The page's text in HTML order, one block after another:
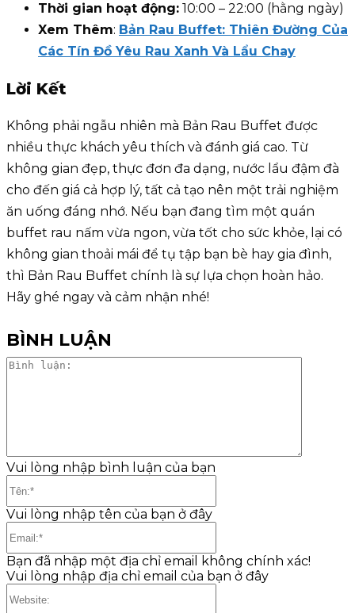
Thời gian hoạt động: 10:00 – 22:00 (hằng ngày)
Xem Thêm: Bản Rau Buffet: Thiên Đường Của
Các Tín Đồ Yêu Rau Xanh Và Lẩu Chay
Lời Kết
Không phải ngẫu nhiên mà Bản Rau Buffet được
nhiều thực khách yêu thích và đánh giá cao. Từ
không gian đẹp, thực đơn đa dạng, nước lẩu đậm đà
cho đến giá cả hợp lý, tất cả tạo nên một trải nghiệm
ăn uống đáng nhớ. Nếu bạn đang tìm một quán
buffet rau nấm vừa ngon, vừa tốt cho sức khỏe, lại có
không gian thoải mái để tụ tập bạn bè hay gia đình,
thì Bản Rau Buffet chính là sự lựa chọn hoàn hảo.
Hãy ghé ngay và cảm nhận nhé!
BÌNH LUẬN
Vui lòng nhập bình luận của bạn
Vui lòng nhập tên của bạn ở đây
Bạn đã nhập một địa chỉ email không chính xác!
Vui lòng nhập địa chỉ email của bạn ở đây